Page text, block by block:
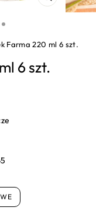
ZAMKNIJ
(ESC)
Farma 220 ml 6 szt.
6 szt.